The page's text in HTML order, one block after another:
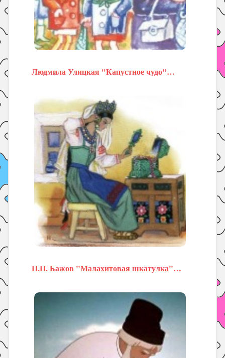
Людмила Улицкая "Капустное чудо"…
П.П. Бажов "Малахитовая шкатулка"…